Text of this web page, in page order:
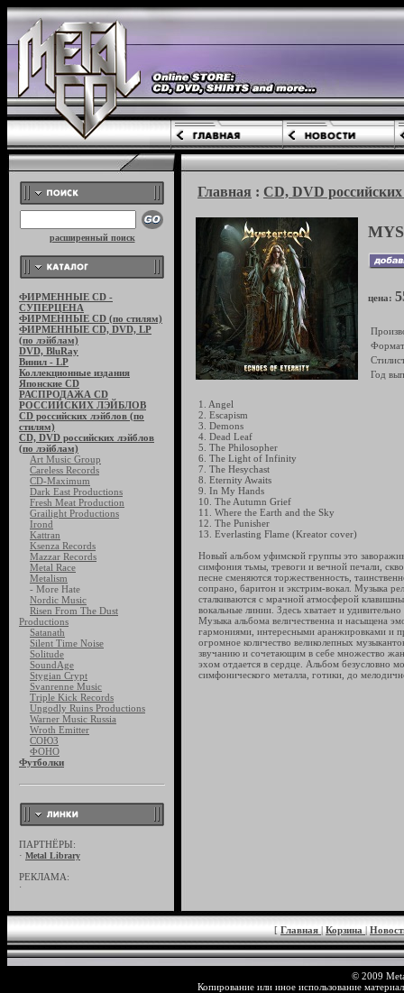
расширенный поиск
ФИРМЕННЫЕ CD -
СУПЕРЦЕНА
ФИРМЕННЫЕ CD (по стилям)
ФИРМЕННЫЕ CD, DVD, LP
(по лэйблам)
DVD, BluRay
Винил - LP
Коллекционные издания
Японские CD
РАСПРОДАЖА CD
РОССИЙСКИХ ЛЭЙБЛОВ
CD российских лэйблов (по
стилям)
CD, DVD российских лэйблов
(по лэйблам)
Art Music Group
Careless Records
CD-Maximum
Dark East Productions
Fresh Meat Production
Grailight Productions
Irond
Kattran
Ksenza Records
Mazzar Records
Metal Race
Metalism
- More Hate
Nordic Music
Risen From The Dust
Productions
Satanath
Silent Time Noise
Solitude
SoundAge
Stygian Crypt
Svanrenne Music
Triple Kick Records
Ungodly Ruins Productions
Warner Music Russia
Wroth Emitter
СОЮЗ
ФОНО
Футболки
ПАРТНЁРЫ:
· Metal Library
РЕКЛАМА:
·
Главная : CD, DVD
цена:
Год
1. Angel
2. Escapism
3. Demons
4. Dead Leaf
5. The Philosopher
6. The Light of Infinity
7. The Hesychast
8. Eternity Awaits
9. In My Hands
10. The Autumn Grief
11. Where the Earth and the Sky
12. The Punisher
13. Everlasting Flame (Kreator cover)
Новый альбом уфимской группы это
симфония тьмы, тревоги и вечной печали,
песне сменяются торжественность,
сопрано, баритон и экстрим-вокал. Музыка
сталкиваются с мрачной атмосферой
вокальные линии. Здесь хватает и
Музыка альбома величественна и насыщена
гармониями, интересными аранжировками и
огромное количество великолепных
звучанию и сочетающим в себе множество
эхом отдается в сердце. Альбом безусловно
симфонического металла, готики, до
[ Главная | Корзина |
© 2009
Копирование или иное использование